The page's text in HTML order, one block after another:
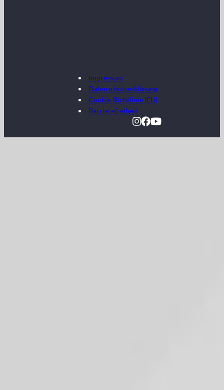
Impressum
Datenschutzerklärung
Cookie-Richtlinie (EU)
Barrierefreiheit